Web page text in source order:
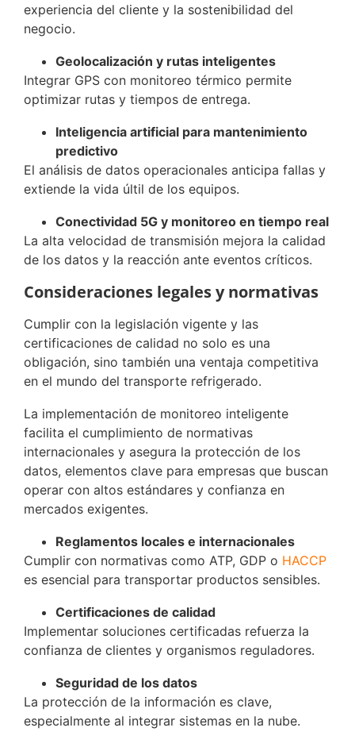
experiencia del cliente y la sostenibilidad del
negocio.
Geolocalización y rutas inteligentes
Integrar GPS con monitoreo térmico permite
optimizar rutas y tiempos de entrega.
Inteligencia artificial para mantenimiento
predictivo
El análisis de datos operacionales anticipa fallas y
extiende la vida últil de los equipos.
Conectividad 5G y monitoreo en tiempo real
La alta velocidad de transmisión mejora la calidad
de los datos y la reacción ante eventos críticos.
Consideraciones legales y normativas
Cumplir con la legislación vigente y las
certificaciones de calidad no solo es una
obligación, sino también una ventaja competitiva
en el mundo del transporte refrigerado.
La implementación de monitoreo inteligente
facilita el cumplimiento de normativas
internacionales y asegura la protección de los
datos, elementos clave para empresas que buscan
operar con altos estándares y confianza en
mercados exigentes.
Reglamentos locales e internacionales
Cumplir con normativas como ATP, GDP o HACCP
es esencial para transportar productos sensibles.
Certificaciones de calidad
Implementar soluciones certificadas refuerza la
confianza de clientes y organismos reguladores.
Seguridad de los datos
La protección de la información es clave,
especialmente al integrar sistemas en la nube.